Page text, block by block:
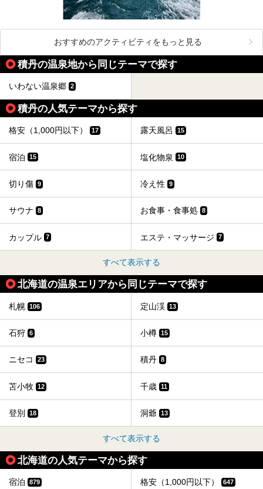
おすすめのアクティビティをもっと見る
積丹の温泉地から同じテーマで探す
いわない温泉郷 2
積丹の人気テーマから探す
格安（1,000円以下） 17 露天風呂 15
宿泊 15 塩化物泉 10
切り傷 9 冷え性 9
サウナ 8 お食事・食事処 8
カップル 7 エステ・マッサージ 7
すべて表示する
北海道の温泉エリアから同じテーマで探す
札幌 106 定山渓 13
石狩 6 小樽 15
ニセコ 23 積丹 8
苫小牧 12 千歳 11
登別 18 洞爺 13
すべて表示する
北海道の人気テーマから探す
宿泊 879 格安（1,000円以下） 647